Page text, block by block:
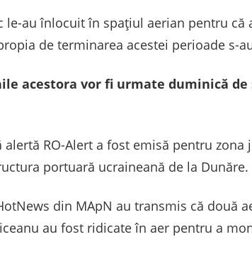
le-au înlocuit în spaţiul aerian pentru
de terminarea acestei perioade s-
acestora vor fi urmate duminică
alertă RO-Alert a fost emisă pentru
portuară ucraineană de la Dunăre.
din MApN au transmis că două
au fost ridicate în aer pentru a